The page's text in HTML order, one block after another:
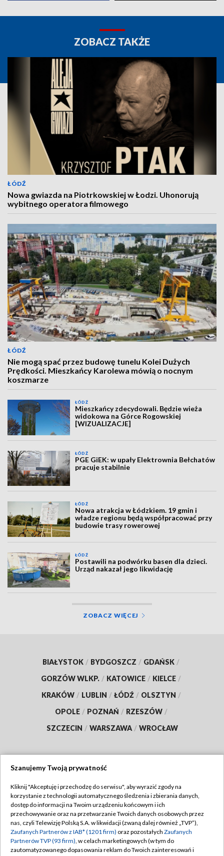
ZOBACZ TAKŻE
ŁÓDŹ
Nowa gwiazda na Piotrkowskiej w Łodzi. Uhonorują
wybitnego operatora filmowego
ŁÓDŹ
Nie mogą spać przez budowę tunelu Kolei Dużych
Prędkości. Mieszkańcy Karolewa mówią o nocnym
koszmarze
ŁÓDŹ
Mieszkańcy zdecydowali. Będzie wieża
widokowa na Górce Rogowskiej
[WIZUALIZACJE]
ŁÓDŹ
PGE GiEK: w upały Elektrownia Bełchatów
pracuje stabilnie
ŁÓDŹ
Nowa atrakcja w Łódzkiem. 19 gmin i
władze regionu będą współpracować przy
budowie trasy rowerowej
ŁÓDŹ
Postawili na podwórku basen dla dzieci.
Urząd nakazał jego likwidację
ZOBACZ WIĘCEJ
BIAŁYSTOK / BYDGOSZCZ / GDAŃSK /
GORZÓW WLKP. / KATOWICE / KIELCE /
KRAKÓW / LUBLIN / ŁÓDŹ / OLSZTYN /
OPOLE / POZNAŃ / RZESZÓW /
SZCZECIN / WARSZAWA / WROCŁAW
TVP
Abonament TVP
Emisja w TVP
Centrum informacji TVP
Regulamin TVP
Polityka prywatności
Moje zgody
Szanujemy Twoją prywatność
Kliknij "Akceptuję i przechodzę do serwisu", aby wyrazić zgody na
korzystanie z technologii automatycznego śledzenia i zbierania danych,
dostęp do informacji na Twoim urządzeniu końcowym i ich
przechowywanie oraz na przetwarzanie Twoich danych osobowych przez
nas, czyli Telewizję Polską S.A. w likwidacji (zwaną dalej również „TVP”),
Zaufanych Partnerów z IAB* (1201 firm) oraz pozostałych Zaufanych
Partnerów TVP (93 firm), w celach marketingowych (w tym do
zautomatyzowanego dopasowania reklam do Twoich zainteresowań i